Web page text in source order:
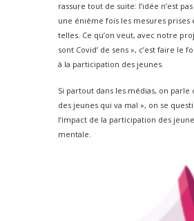
rassure tout de suite: l’idée n’est
une énième fois les mesures prises
telles. Ce qu’on veut, avec notre
sont Covid’ de sens », c’est faire le
à la participation des jeunes.
Si partout dans les médias, on parle
des jeunes qui va mal », on se
l’impact de la participation des
mentale.